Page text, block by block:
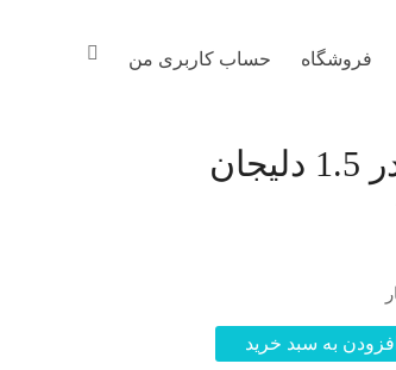
فروشگاه حساب کاربری من
افزودن به سبد خرید